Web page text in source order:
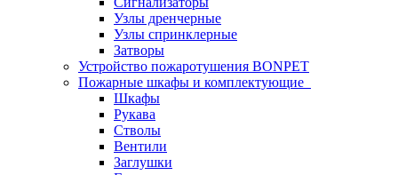
Узлы дренчерные
Узлы спринклерные
Затворы
Устройство пожаротушения BONPET
Пожарные шкафы и комплектующие
Шкафы
Рукава
Стволы
Вентили
Заглушки